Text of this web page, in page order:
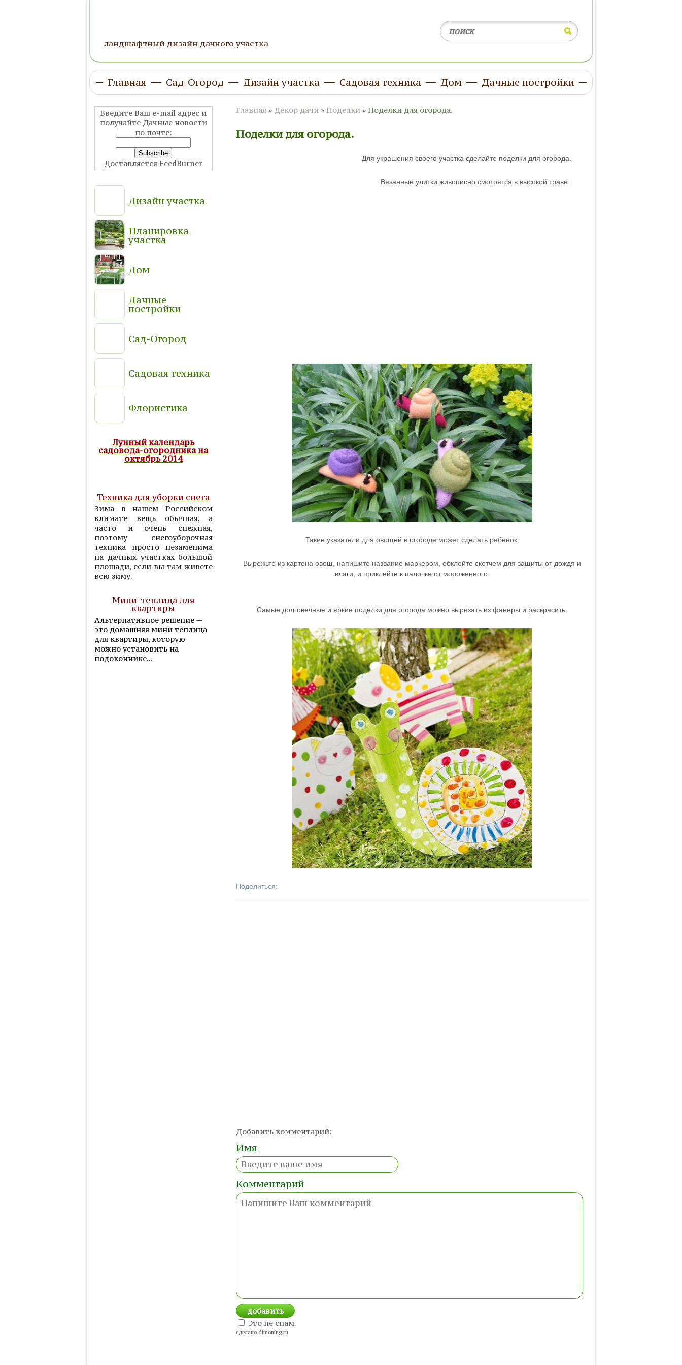
ландшафтный дизайн дачного участка
Главная Сад-Огород Дизайн участка Садовая техника Дом Дачные постройки
Главная » Декор дачи » Поделки » Поделки для огорода.
Поделки для огорода.
Для украшения своего участка сделайте поделки для огорода.
Вязанные улитки живописно смотрятся в высокой траве:
Такие указатели для овощей в огороде может сделать ребенок.
Вырежьте из картона овощ, напишите название маркером, обклейте скотчем для защиты от дождя и
влаги, и приклейте к палочке от мороженного.
Самые долговечные и яркие поделки для огорода можно вырезать из фанеры и раскрасить.
Поделиться:
Добавить комментарий:
Имя
Комментарий
Это не спам.
сделано dimoning.ru
Введите Ваш e-mail адрес и
получайте Дачные новости
по почте:
Доставляется FeedBurner
Дизайн участка
Планировка
участка
Дом
Дачные
постройки
Сад-Огород
Садовая техника
Флористика
Лунный календарь
садовода-огородника на
октябрь 2014
Техника для уборки снега
Зима в нашем Российском
климате вещь обычная, а
часто и очень снежная,
поэтому снегоуборочная
техника просто незаменима
на дачных участках большой
площади, если вы там живете
всю зиму.
Мини-теплица для
квартиры
Альтернативное решение —
это домашняя мини теплица
для квартиры, которую
можно установить на
подоконнике...